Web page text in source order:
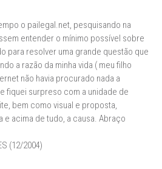
o pailegal.net, pesquisando na
entender o mínimo possível sobre
para resolver uma grande questão que
a razão da minha vida ( meu filho
não havia procurado nada a
fiquei surpreso com a unidade de
bem como visual e proposta,
e acima de tudo, a causa. Abraço
(12/2004)